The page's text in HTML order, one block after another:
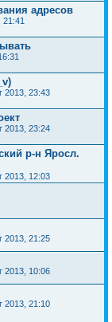
адресов
21:41
2013, 23:43
2013, 23:24
р-н Яросл.
2013, 12:03
2013, 21:25
2013, 10:06
2013, 21:10